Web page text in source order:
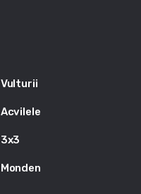
Vulturii
Acvilele
3x3
Monden